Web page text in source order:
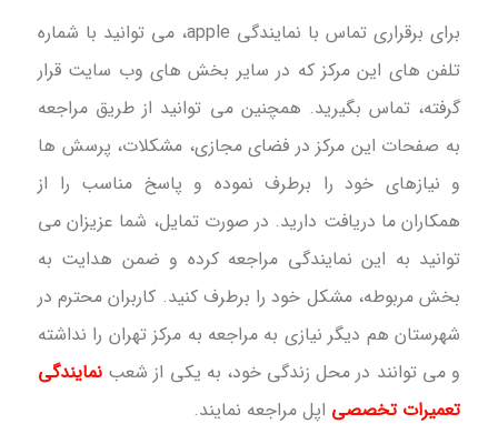
برای برقراری تماس با نمایندگی apple، می توانید با شماره
تلفن های این مرکز که در سایر بخش های وب سایت قرار
گرفته، تماس بگیرید. همچنین می توانید از طریق مراجعه
به صفحات این مرکز در فضای مجازی، مشکلات، پرسش ها
و نیازهای خود را برطرف نموده و پاسخ مناسب را از
همکاران ما دریافت دارید. در صورت تمایل، شما عزیزان می
توانید به این نمایندگی مراجعه کرده و ضمن هدایت به
بخش مربوطه، مشکل خود را برطرف کنید. کاربران محترم در
شهرستان هم دیگر نیازی به مراجعه به مرکز تهران را نداشته
و می توانند در محل زندگی خود، به یکی از شعب نمایندگی
تعمیرات تخصصی اپل مراجعه نمایند.